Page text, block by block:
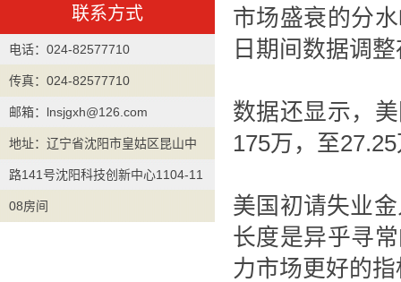
联系方式
电话：024-82577710
传真：024-82577710
邮箱：lnsjgxh@126.com
地址：辽宁省沈阳市皇姑区昆山中
路141号沈阳科技创新中心1104-11
08房间
市场盛衰的分
日期间数据调
数据还显示，
175万，至
美国初请失业
长度是异乎寻
力市场更好的